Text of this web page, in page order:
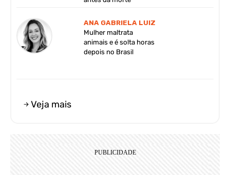
ANA GABRIELA LUIZ
Mulher maltrata
animais e é solta horas
depois no Brasil
Veja mais